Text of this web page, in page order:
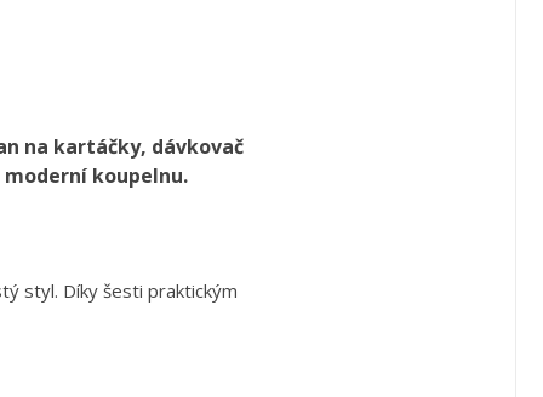
na kartáčky, dávkovač
koupelnu.
styl. Díky šesti praktickým